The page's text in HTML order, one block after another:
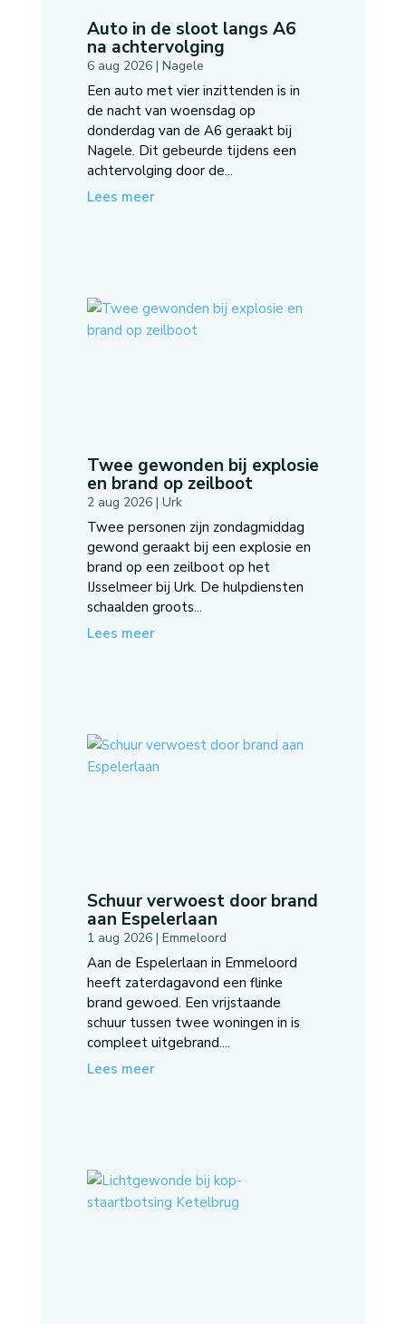
Auto in de sloot langs A6
na achtervolging
6 aug 2026| Nagele
Een auto met vier inzittenden is in
de nacht van woensdag op
donderdag van de A6 geraakt bij
Nagele. Dit gebeurde tijdens een
achtervolging door de...
Lees meer
Twee gewonden bij explosie
en brand op zeilboot
2 aug 2026| Urk
Twee personen zijn zondagmiddag
gewond geraakt bij een explosie en
brand op een zeilboot op het
IJsselmeer bij Urk. De hulpdiensten
schaalden groots...
Lees meer
Schuur verwoest door brand
aan Espelerlaan
1 aug 2026| Emmeloord
Aan de Espelerlaan in Emmeloord
heeft zaterdagavond een flinke
brand gewoed. Een vrijstaande
schuur tussen twee woningen in is
compleet uitgebrand....
Lees meer